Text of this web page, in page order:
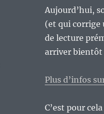
Aujourd’hui,
(et qui corrige
de lecture
arriver bientôt
Plus d’infos
C’est pour